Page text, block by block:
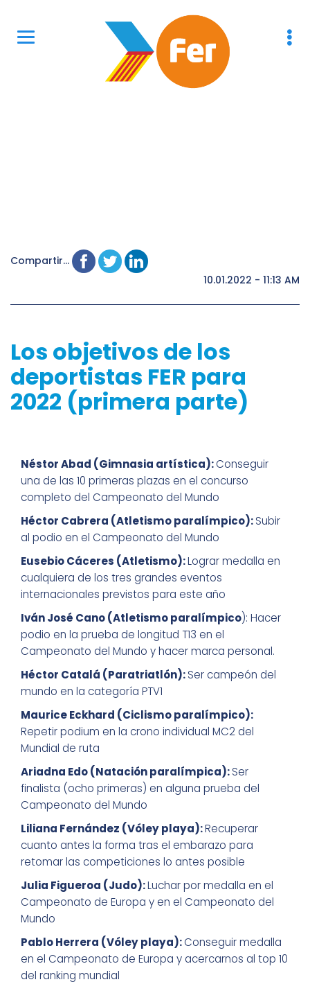
Compartir...
10.01.2022 - 11:13 AM
Los objetivos de los
deportistas FER para
2022 (primera parte)
Néstor Abad (Gimnasia artística):Conseguir
una de las 10 primeras plazas en el concurso
completo del Campeonato del Mundo
Héctor Cabrera (Atletismo paralímpico):Subir
al podio en el Campeonato del Mundo
Eusebio Cáceres (Atletismo):Lograr medalla en
cualquiera de los tres grandes eventos
internacionales previstos para este año
Iván José Cano (Atletismo paralímpico): Hacer
podio en la prueba de longitud T13 en el
Campeonato del Mundo y hacer marca personal.
Héctor Catalá (Paratriatlón):Ser campeón del
mundo en la categoría PTV1
Maurice Eckhard (Ciclismo paralímpico):
Repetir podium en la crono individual MC2 del
Mundial de ruta
Ariadna Edo(Natación paralímpica):Ser
finalista (ocho primeras) en alguna prueba del
Campeonato del Mundo
Liliana Fernández (Vóley playa):Recuperar
cuanto antes la forma tras el embarazo para
retomar las competiciones lo antes posible
Julia Figueroa (Judo):Luchar por medalla en el
Campeonato de Europa y en el Campeonato del
Mundo
Pablo Herrera (Vóley playa):Conseguir medalla
en el Campeonato de Europa y acercarnos al top 10
del ranking mundial